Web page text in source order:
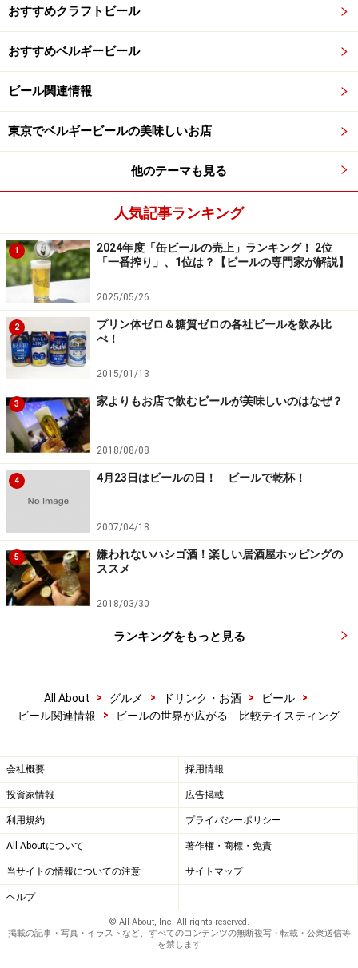
まで。その後は嗅覚が慣れてしまうので、最初に存分に
香ってください。
４．口に含む
舌が感知する味覚は、甘味、酸味、苦味、塩味の4つ。
ビールにはさまざまな味が含まれていますので、口中の
でビールをしっかり味わいます。口あたり、コク、炭酸
の刺激などにも集中します。
５．飲む
ビールを飲み込んだ後に口の中に残るあと味に集中しま
す。
美味しかったですか？ 一番大切なことは、自分が好き
かどうかです。
～ ２番に戻って、次のビールにすすみます。 ～
６．順不同で飲み比べる
一通り終えた後は、味の違いに集中して、順不同で飲み
比べます。味覚には個人差があるので、仲間と感想を言
い合うことも参考になりますよ。
この方法は酔いがまわりやすいので、それぞれの違いを
楽しんだ後は、おつまみや食事を取りながら残りのビー
ルを飲むことをお勧めします。それから、寝る前にはジ
ョッキ一杯のお水を飲んでくださいね。
次のページでは、比較するビールのポイントについてご
紹介します。
※記事内容は執筆時点のものです。最新の内容をご確認くださ
い。
※メニューや料金などのデータは、取材時または記事公開時点で
の内容です。
1/2 次のページへ
おすすめクラフトビール
おすすめベルギービール
ビール関連情報
東京でベルギービールの美味しいお店
他のテーマも見る
人気記事ランキング
1
2024年度「缶ビールの売上」ランキング！ 2位
「一番搾り」、1位は？【ビールの専門家が解説】
2025/05/26
2
プリン体ゼロ＆糖質ゼロの各社ビールを飲み比
べ！
2015/01/13
3 家よりもお店で飲むビールが美味しいのはなぜ？
2018/08/08
4 4月23日はビールの日！ ビールで乾杯！
2007/04/18
5
嫌われないハシゴ酒！楽しい居酒屋ホッピングの
ススメ
2018/03/30
ランキングをもっと見る
All About > グルメ > ドリンク・お酒 > ビール
>
ビール関連情報
> ビールの世界が広がる 比較テイスティング
会社概要 採用情報
投資家情報 広告掲載
利用規約 プライバシーポリシー
All Aboutについて 著作権・商標・免責
当サイトの情報についての注意 サイトマップ
ヘルプ
© All About, Inc. All rights reserved.
掲載の記事・写真・イラストなど、すべてのコンテンツの無断複写・転載・公衆送信等
を禁じます